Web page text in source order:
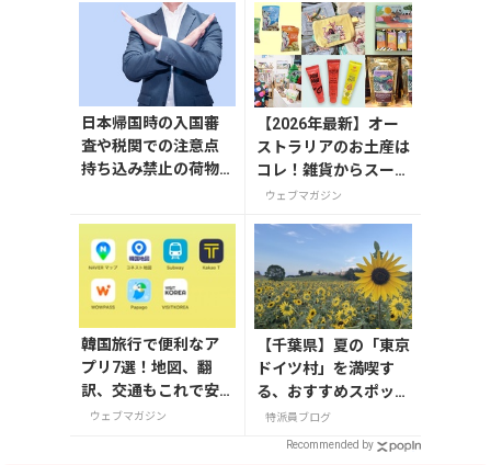
日本帰国時の入国審
査や税関での注意点
持ち込み禁止の荷物
【2026年最新】オー
ストラリアのお土産は
コレ！雑貨からスーパ
ーでも買えるグルメま
ウェブマガジン
韓国旅行で便利なア
プリ7選！地図、翻
訳、交通もこれで安
心ウェブマガジン
【千葉県】夏の「東京
ドイツ村」を満喫す
る、おすすめスポット
3選
特派員ブログ
Recommended by